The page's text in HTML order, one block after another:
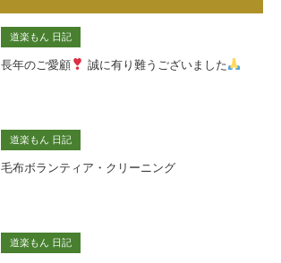
道楽もん 日記
長年のご愛顧 誠に有り難うございました
道楽もん 日記
毛布ボランティア・クリーニング
道楽もん 日記